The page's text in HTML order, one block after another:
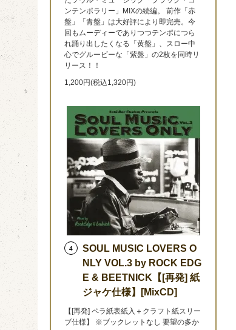
ンテンポラリー」MIXの続編。 前作「赤
盤」「青盤」は大好評により即完売。今
回もムーディーでありつつテンポにつら
れ踊り出したくなる「黄盤」、スロー中
心でグルービーな「紫盤」の2枚を同時リ
リース！！
1,200円(税込1,320円)
4
SOUL MUSIC LOVERS O
NLY VOL.3 by ROCK EDG
E & BEETNICK【[再発] 紙
ジャケ仕様】[MixCD]
【[再発] ペラ紙表紙入＋クラフト紙スリー
ブ仕様】 ※ブックレットなし 要望の多か